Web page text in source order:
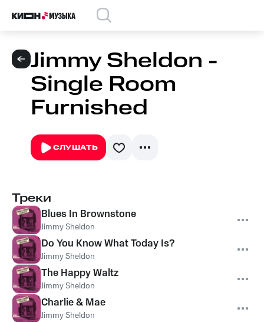
Jimmy Sheldon -
Single Room
Furnished
СЛУШАТЬ
Треки
Blues In Brownstone
Jimmy Sheldon
Do You Know What Today Is?
Jimmy Sheldon
The Happy Waltz
Jimmy Sheldon
Charlie & Mae
Jimmy Sheldon